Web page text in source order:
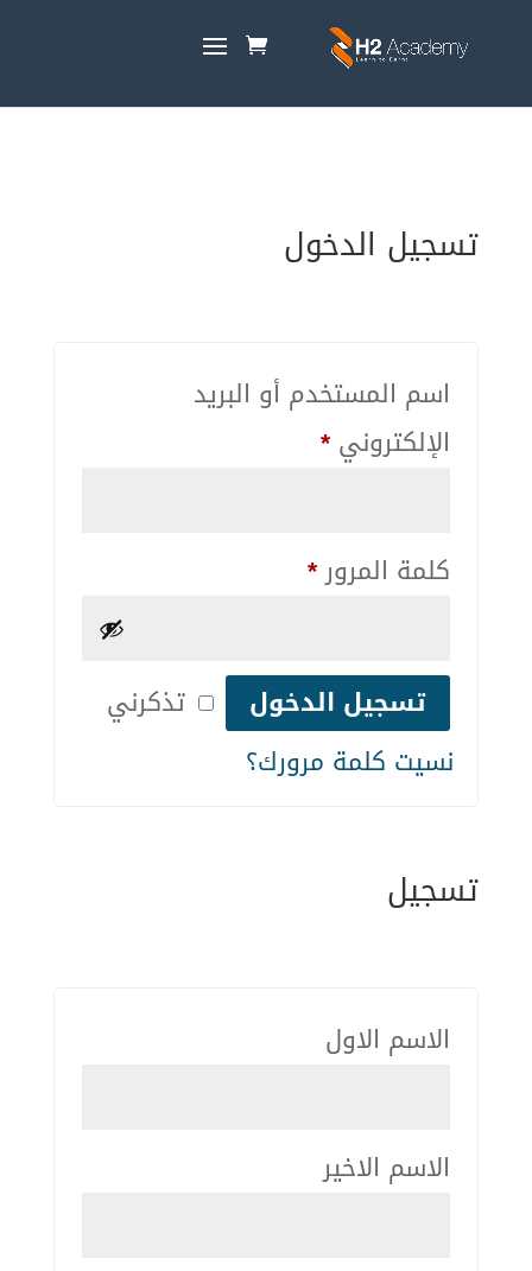
تسجيل الدخول
اسم المستخدم أو البريد
الإلكتروني *
كلمة المرور*
تذكرني
نسيت كلمة مرورك؟
تسجيل
الاسم الاول
الاسم الاخير